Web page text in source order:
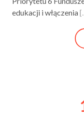
edukacji i włączenia